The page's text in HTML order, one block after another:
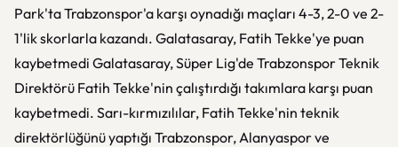
Park'ta Trabzonspor'a karşı oynadığı maçları 4-3, 2-0 ve 2-
1'lik skorlarla kazandı. Galatasaray, Fatih Tekke'ye puan
kaybetmedi Galatasaray, Süper Lig'de Trabzonspor Teknik
Direktörü Fatih Tekke'nin çalıştırdığı takımlara karşı puan
kaybetmedi. Sarı-kırmızılılar, Fatih Tekke'nin teknik
direktörlüğünü yaptığı Trabzonspor, Alanyaspor ve